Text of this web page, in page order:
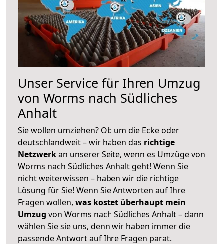
Unser Service für Ihren Umzug
von Worms nach Südliches
Anhalt
Sie wollen umziehen? Ob um die Ecke oder
deutschlandweit – wir haben das richtige
Netzwerkan unserer Seite, wenn es Umzüge von
Worms nach Südliches Anhalt geht! Wenn Sie
nicht weiterwissen – haben wir die richtige
Lösung für Sie! Wenn Sie Antworten auf Ihre
Fragen wollen, was kostet überhaupt mein
Umzug von Worms nach Südliches Anhalt – dann
wählen Sie sie uns, denn wir haben immer die
passende Antwort auf Ihre Fragen parat.